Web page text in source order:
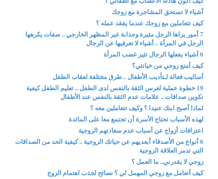
أشياء لا تستحق المشاجرة مع زوجك
كيف تتعاملين مع زوجك عندما يفقد عمله ؟
7 أمور يراها الرجل مثيرة وجذابة غير المظهر الخارجي .. صفات يكرهها
الرجل في المرأة .. أشياء لا تعرفيها عن الرجال
6 أشياء يفعلها الرجال تثير غضب المرأة
كيف أمنع زوجي من خيانتي؟
أساليب فعالة لـتأديب الأطفال .. طرق مختلفة لعقاب الطفل
19 خطوة عملية لغرس الثقة بالنفس لدى الطفل .. تعليم الطفل كيفية
تكوين صداقات .. علامات عدم الثقة بالنفس عند الأطفال
لماذا أصبح ابنك عنيدا ؟ وكيف تتعاملين معه ؟
لهذه الأسباب تحتاج الأسرة أن تجتمع معا على المائدة
اعترافات أزواج عن أسباب عدم سعادتهم الزوجية
6 أنواع من الأصدقاء أبعديهم عن حياتك الزوجية .. كيفية الحد من الصداقات
التي تدمر العلاقة الزوجية
زوجي لا يقدرني.. ما العمل ؟
كيف أتعامل مع زوجي المهمل لي ؟ نصائح لجذب اهتمام الزوج